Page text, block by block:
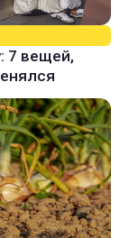
7 вещей,